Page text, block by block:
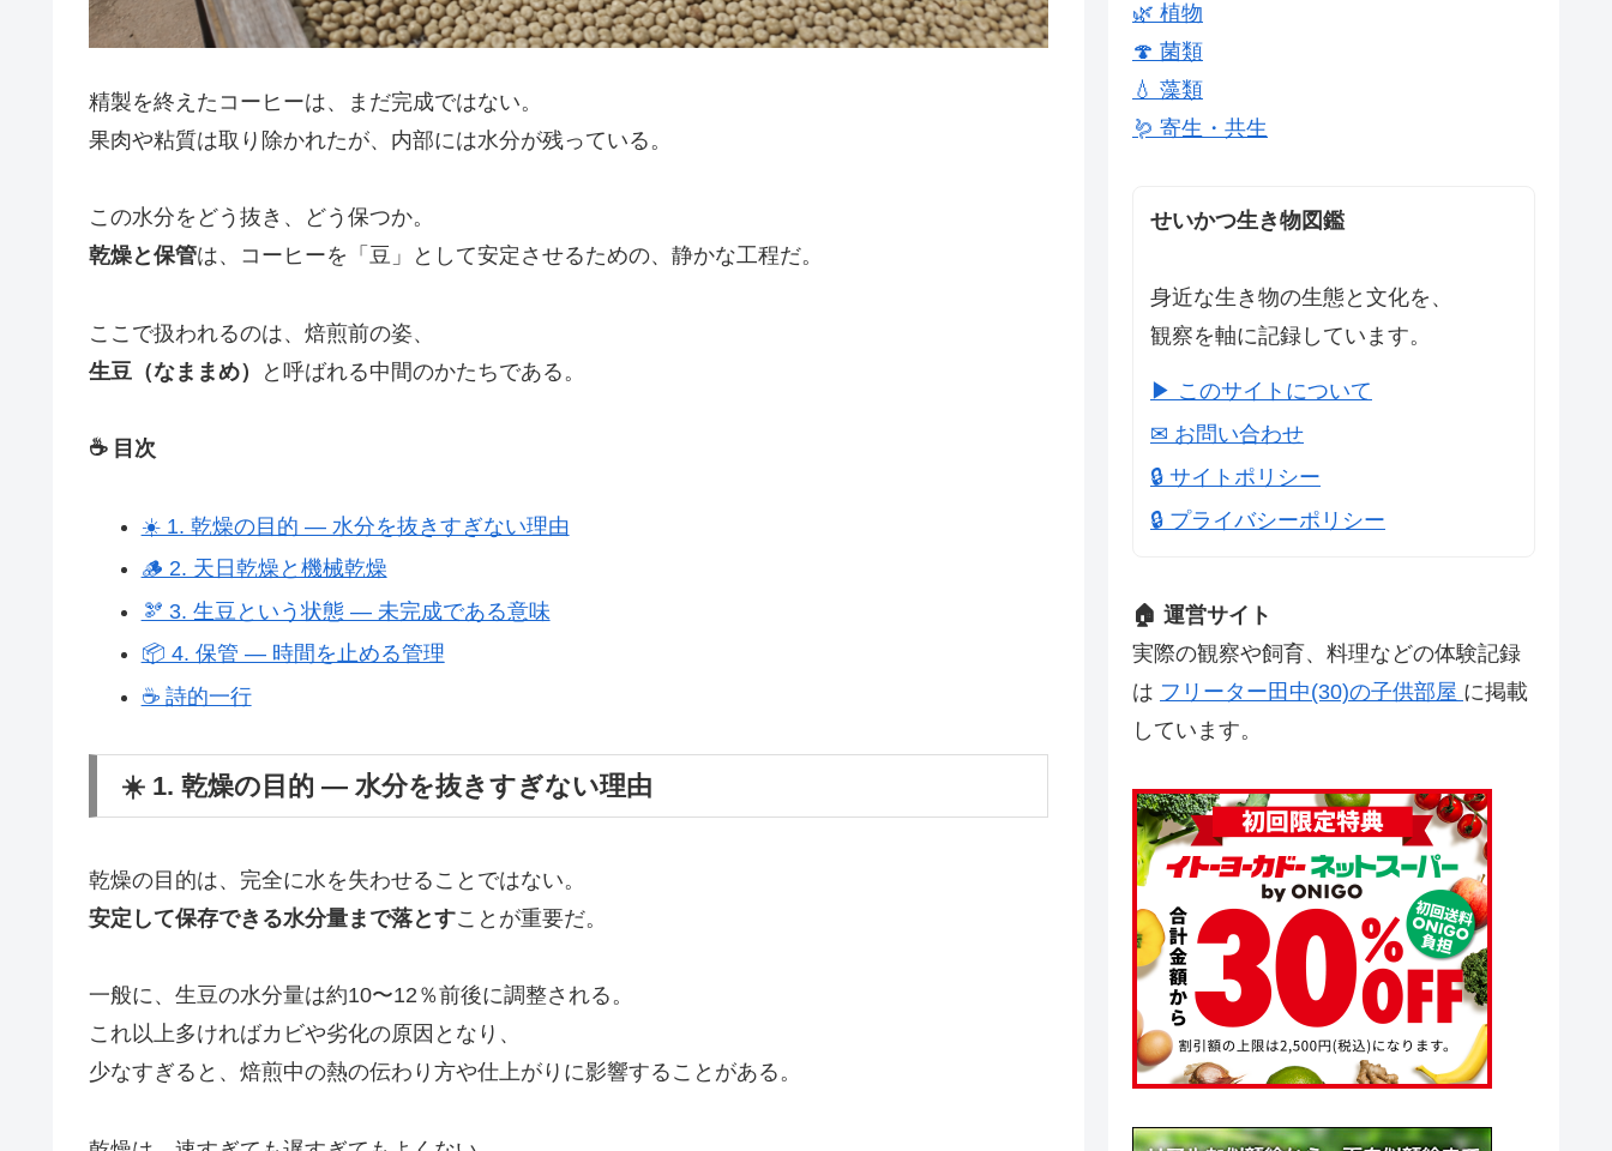
精製を終えたコーヒーは、まだ完成ではない。
果肉や粘質は取り除かれたが、内部には水分が残っている。
この水分をどう抜き、どう保つか。
乾燥と保管は、コーヒーを「豆」として安定させるための、静かな工程だ。
ここで扱われるのは、焙煎前の姿、
生豆（なままめ）
と呼ばれる中間のかたちである。
☕ 目次
☀️ 1. 乾燥の目的 ― 水分を抜きすぎない理由
🪵 2. 天日乾燥と機械乾燥
🫘 3. 生豆という状態 ― 未完成である意味
📦 4. 保管 ― 時間を止める管理
☕ 詩的一行
☀️ 1. 乾燥の目的 ― 水分を抜きすぎない理由
乾燥の目的は、完全に水を失わせることではない。
安定して保存できる水分量まで落とすことが重要だ。
一般に、生豆の水分量は約10〜12％前後に調整される。
これ以上多ければカビや劣化の原因となり、
少なすぎると、焙煎中の熱の伝わり方や仕上がりに影響することがある。
🌿 植物
🍄 菌類
💧 藻類
🪱 寄生・共生
せいかつ生き物図鑑
身近な生き物の生態と文化を、
観察を軸に記録しています。
▶ このサイトについて
✉ お問い合わせ
🔒 サイトポリシー
🔒 プライバシーポリシー
🏠 運営サイト
実際の観察や飼育、料理などの体験記録
は フリーター田中(30)の子供部屋 に掲載
しています。